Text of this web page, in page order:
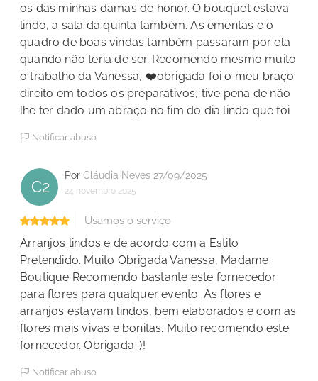
os das minhas damas de honor. O bouquet estava
lindo, a sala da quinta também. As ementas e o
quadro de boas vindas também passaram por ela
quando não teria de ser. Recomendo mesmo muito
o trabalho da Vanessa, ❤️obrigada foi o meu braço
direito em todos os preparativos, tive pena de não
lhe ter dado um abraço no fim do dia lindo que foi
Notificar abuso
C2
Por Cláudia Neves 27/09/2025
24 novembro 2025
Usamos o serviço
Arranjos lindos e de acordo com a Estilo
Pretendido. Muito Obrigada Vanessa, Madame
Boutique Recomendo bastante este fornecedor
para flores para qualquer evento. As flores e
arranjos estavam lindos, bem elaborados e com as
flores mais vivas e bonitas. Muito recomendo este
fornecedor. Obrigada :)!
Notificar abuso